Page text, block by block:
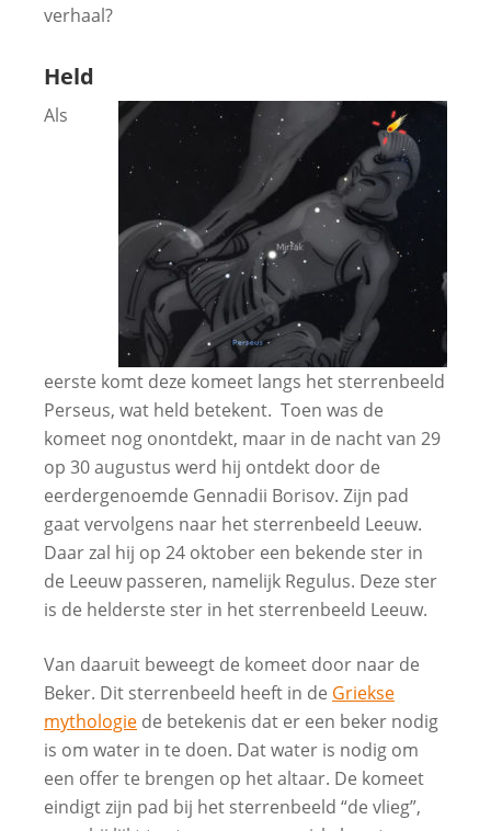
verhaal?
Held
Als
eerste komt deze komeet langs het sterrenbeeld
Perseus, wat held betekent. Toen was de
komeet nog onontdekt, maar in de nacht van 29
op 30 augustus werd hij ontdekt door de
eerdergenoemde Gennadii Borisov. Zijn pad
gaat vervolgens naar het sterrenbeeld Leeuw.
Daar zal hij op 24 oktober een bekende ster in
de Leeuw passeren, namelijk Regulus. Deze ster
is de helderste ster in het sterrenbeeld Leeuw.
Van daaruit beweegt de komeet door naar de
Beker. Dit sterrenbeeld heeft in de Griekse
mythologie de betekenis dat er een beker nodig
is om water in te doen. Dat water is nodig om
een offer te brengen op het altaar. De komeet
eindigt zijn pad bij het sterrenbeeld “de vlieg”,